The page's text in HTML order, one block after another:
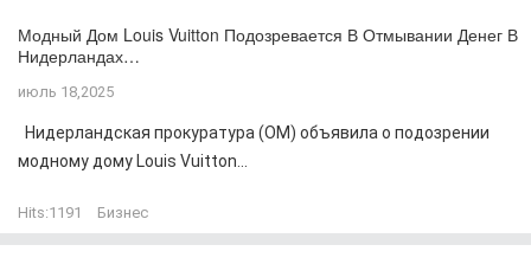
Модный Дом Louis Vuitton Подозревается В Отмывании Денег В
Нидерландах…
июль 18,2025
Нидерландская прокуратура (OM) объявила о подозрении
модному дому Louis Vuitton...
Hits:1191 Бизнес